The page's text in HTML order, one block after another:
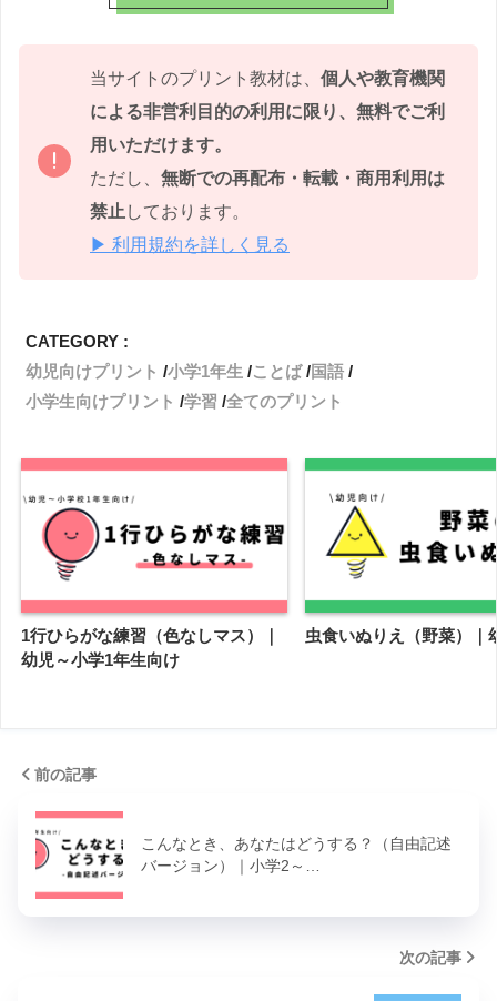
当サイトのプリント教材は、 個人や教育機関
による非営利目的の利用に限り、無料でご利
用いただけます。
ただし、 無断での再配布・転載・商用利用は
禁止 しております。
▶ 利用規約を詳しく見る
CATEGORY :
幼児向けプリント
小学1年生 ことば
国語
小学生向けプリント
学習 全てのプリント
1行ひらがな練習（色なしマス）｜
幼児～小学1年生向け
虫食いぬりえ（野菜）｜
前の記事
こんなとき、あなたはどうする？（自由記述
バージョン）｜小学2～…
次の記事